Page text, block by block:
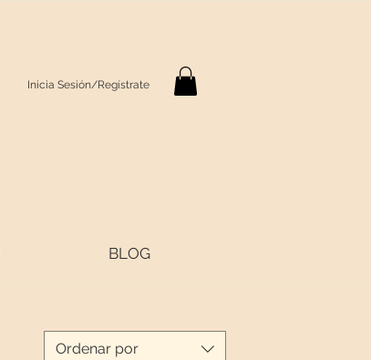
Inicia Sesión/Regístrate
BLOG
Ordenar por